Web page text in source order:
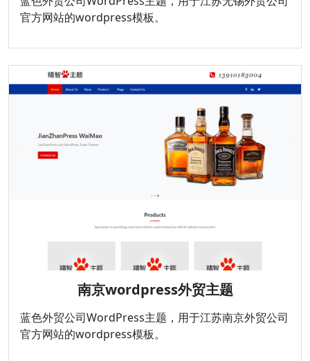
官方网站的wordpress模板。
南京wordpress外贸主题
蓝色外贸公司WordPress主题，用于江苏南京外贸公司
官方网站的wordpress模板。